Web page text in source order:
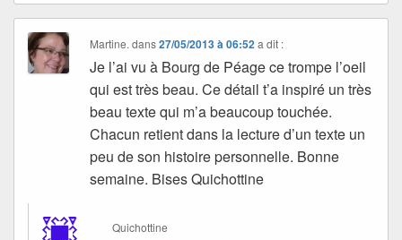
Martine. dans27/05/2013 à 06:52 a dit :
Je l’ai vu à Bourg de Péage ce trompe l’oeil
qui est très beau. Ce détail t’a inspiré un très
beau texte qui m’a beaucoup touchée.
Chacun retient dans la lecture d’un texte un
peu de son histoire personnelle. Bonne
semaine. Bises Quichottine
Quichottine